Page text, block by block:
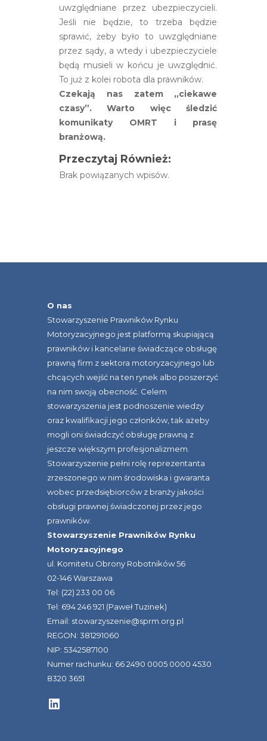
uwzględniane przez ubezpieczycieli.
Jeśli nie będzie, to trzeba będzie
sprawić, żeby było to uwzględniane
przez sądy, a wtedy i ubezpieczyciele
będą musieli w końcu je uwzględnić.
To już z kolei robota dla prawników.
Czekają nas zatem „ciekawe
czasy”. Warto więc śledzić
komunikaty OMRT i prasę
branżową.
Przeczytaj Również:
Brak powiązanych wpisów.
O nas
Stowarzyszenie Prawników Rynku
Motoryzacyjnego jest platformą skupiającą
prawników i kancelarie świadczące obsługę
prawną firm z sektora motoryzacyjnego lub
chcących wejść na ten rynek albo poszerzyć
na nim swoją obecność. Celem
stowarzyszenia jest podnoszenie wiedzy
oraz kwalifikacji jego członków, tak ażeby
mogli oni świadczyć obsługę prawną z
jeszcze większym profesjonalizmem.
Stowarzyszenie pełni rolę reprezentanta
zrzeszonego w nim środowiska i gwaranta
wobec przedsiębiorców z branży jakości
obsługi prawnej świadczonej przez jego
prawników.
Stowarzyszenie Prawników Rynku
Motoryzacyjnego
ul. Komitetu Obrony Robotników 56
02-146 Warszawa
Tel: (22) 233 00 06
Tel: 694 246 921 (Paweł Tuzinek)
Email: stowarzyszenie@sprm.org.pl
REGON: 381291060
NIP: 5342587100
Numer rachunku: 66 2490 0005 0000 4530
8320 3651
LinkedIn